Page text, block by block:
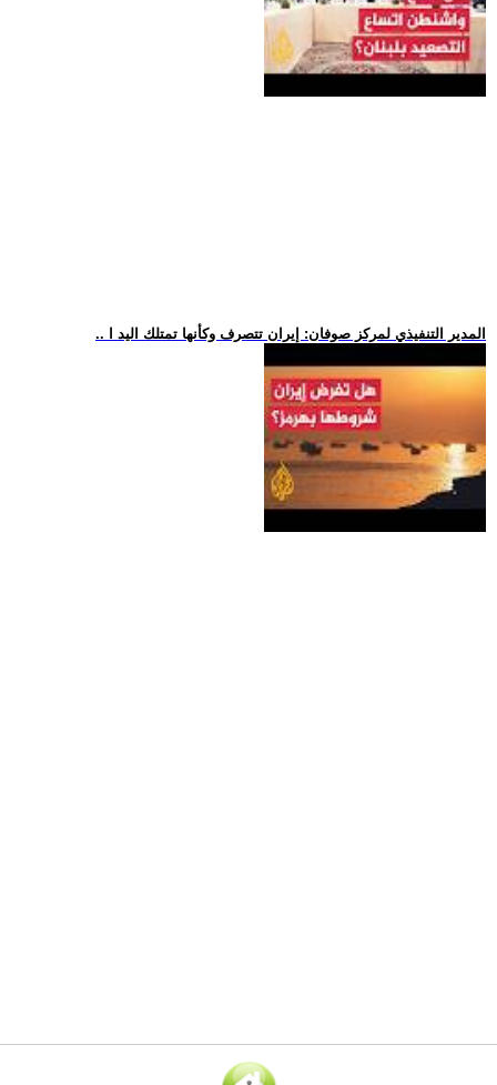
.. المدير التنفيذي لمركز صوفان: إيران تتصرف وكأنها تمتلك اليد ا